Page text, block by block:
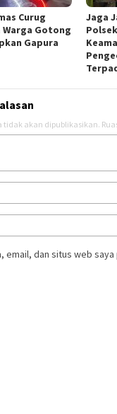
Curug
Warga Gotong
Gapura
Jaga
tidak akan dipublikasikan.
email, dan situs web